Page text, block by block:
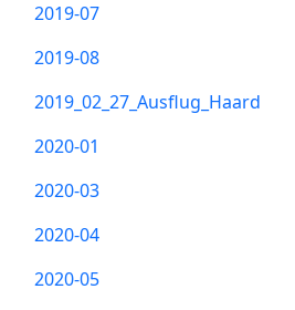
2019-07
2019-08
2019_02_27_Ausflug_Haard
2020-01
2020-03
2020-04
2020-05